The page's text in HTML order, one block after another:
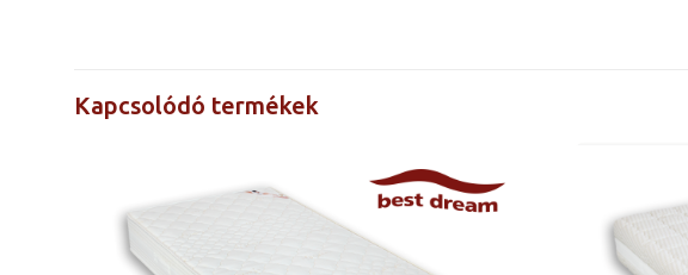
Kapcsolódó termékek